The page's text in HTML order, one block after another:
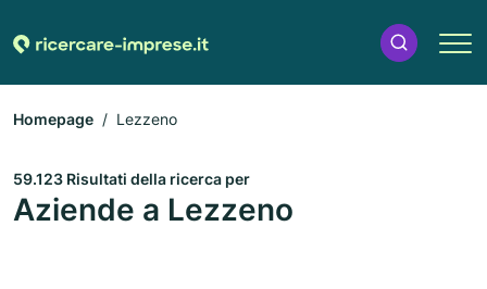
Homepage Lezzeno
59.123 Risultati della ricerca per
Aziende a Lezzeno